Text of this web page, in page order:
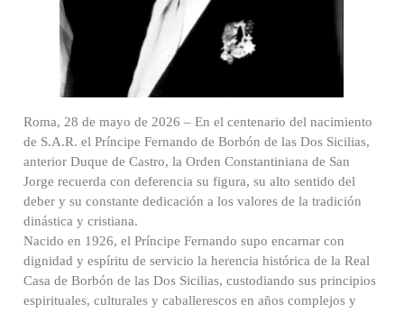
Roma, 28 de mayo de 2026 – En el centenario del nacimiento
de S.A.R. el Príncipe Fernando de Borbón de las Dos Sicilias,
anterior Duque de Castro, la Orden Constantiniana de San
Jorge recuerda con deferencia su figura, su alto sentido del
deber y su constante dedicación a los valores de la tradición
dinástica y cristiana.
Nacido en 1926, el Príncipe Fernando supo encarnar con
dignidad y espíritu de servicio la herencia histórica de la Real
Casa de Borbón de las Dos Sicilias, custodiando sus principios
espirituales, culturales y caballerescos en años complejos y